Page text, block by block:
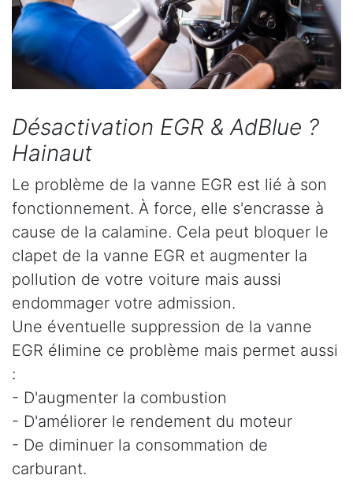
Désactivation EGR & AdBlue ?
Hainaut
Le problème de la vanne EGR est lié à son
fonctionnement. À force, elle s'encrasse à
cause de la calamine. Cela peut bloquer le
clapet de la vanne EGR et augmenter la
pollution de votre voiture mais aussi
endommager votre admission.
Une éventuelle suppression de la vanne
EGR élimine ce problème mais permet aussi
:
- D'augmenter la combustion
- D'améliorer le rendement du moteur
- De diminuer la consommation de
carburant.